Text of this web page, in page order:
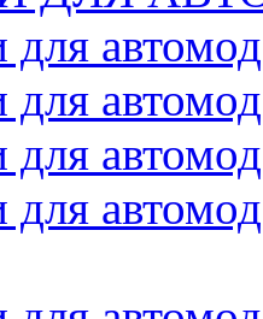
для
для
для
для